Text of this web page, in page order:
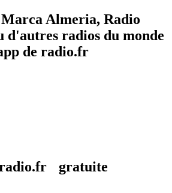
Almeria, Radio
d'autres radios du monde
de radio.fr
radio.fr gratuite